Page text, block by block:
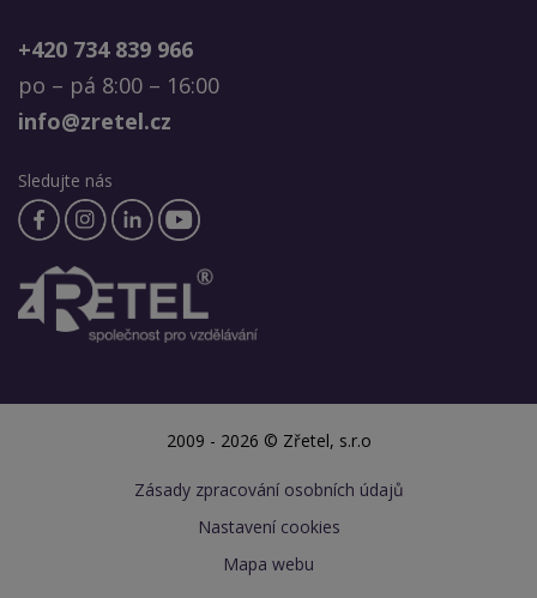
+420 734 839 966
po – pá 8:00 – 16:00
info@zretel.cz
Sledujte nás
2009 - 2026 © Zřetel, s.r.o
Zásady zpracování osobních údajů
Nastavení cookies
Mapa webu